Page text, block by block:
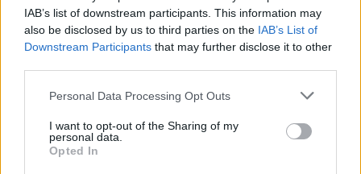
IAB’s list of downstream participants. This information may
also be disclosed by us to third parties on the IAB’s List of
Downstream Participants that may further disclose it to other
Personal Data Processing Opt Outs
I want to opt-out of the Sharing of my
personal data.
Opted In
Capacita Jovem de Poiares aproxima
jovens ao mundo do trabalho